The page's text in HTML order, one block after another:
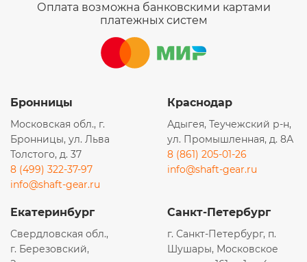
Оплата возможна банковскими картами
платежных систем
Бронницы
Московская обл., г.
Бронницы, ул. Льва
Толстого, д. 37
8 (499) 322-37-97
info@shaft-gear.ru
Краснодар
Адыгея, Теучежский р-н,
ул. Промышленная, д. 8А
8 (861) 205-01-26
info@shaft-gear.ru
Екатеринбург
Свердловская обл.,
г. Березовский,
Санкт-Петербург
г. Санкт-Петербург, п.
Шушары, Московское